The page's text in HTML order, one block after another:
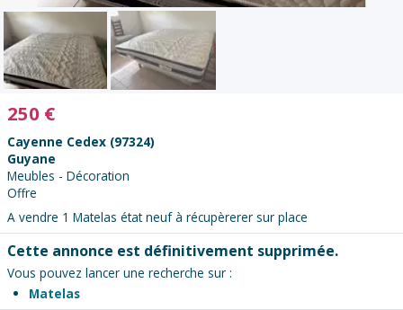
250 €
Cayenne Cedex (97324)
Guyane
Meubles - Décoration
Offre
A vendre 1 Matelas état neuf à récupèrerer sur place
Cette annonce est définitivement supprimée.
Vous pouvez lancer une recherche sur :
Matelas